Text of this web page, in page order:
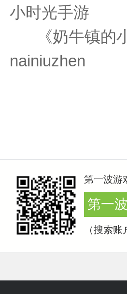
小时光手游
《奶牛镇
nainiuzhen
第一波游
第一
（搜索账